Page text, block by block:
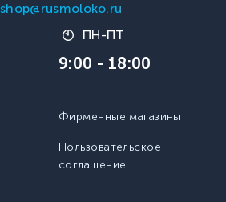
shop@rusmoloko.ru
ПН-ПТ
9:00 - 18:00
Фирменные магазины
Пользовательское
соглашение